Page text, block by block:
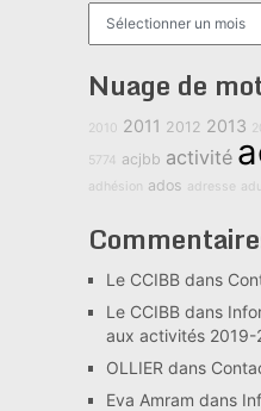
Archives
Nuage de
2010 2011 2012 2013
5774 acjbb activité
adhésion ados adresse
Le CCIBBdans
Le CCIBBdans
aux activités 2019-
OLLIER dans
Eva Amram dans